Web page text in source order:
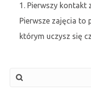
1. Pierwszy kontakt
Pierwsze zajęcia to
którym uczysz się